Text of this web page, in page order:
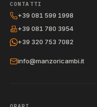
CONTATTI
+39 081 599 1998
+39 081 780 3954
+39 320 753 7082
info@manzoricambi.it